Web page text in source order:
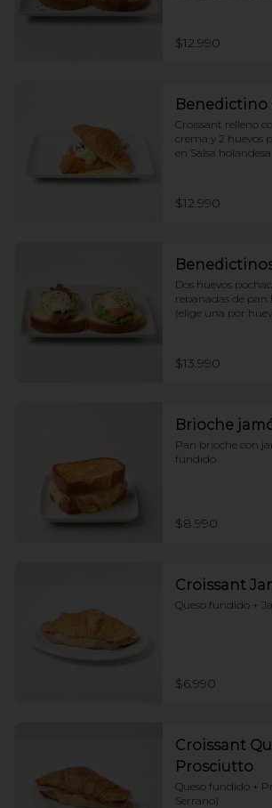
$12.990
Benedictino
Croissant relleno
crema y 2 huevos
en Salsa holandesa
$12.990
Dos huevos
rebanadas de pan
(elige una por
$13.990
Brioche
Pan brioche con
fundido.
$8.990
Croissant
Queso fundido +
$6.990
Croissant
Prosciutto
Queso fundido +
Serrano)